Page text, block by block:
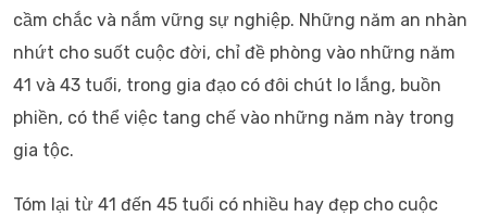
cầm chắc và nắm vững sự nghiệp. Những năm an nhàn
nhứt cho suốt cuộc đời, chỉ đề phòng vào những năm
41 và 43 tuổi, trong gia đạo có đôi chút lo lắng, buồn
phiền, có thể việc tang chế vào những năm này trong
gia tộc.
Tóm lại từ 41 đến 45 tuổi có nhiều hay đẹp cho cuộc